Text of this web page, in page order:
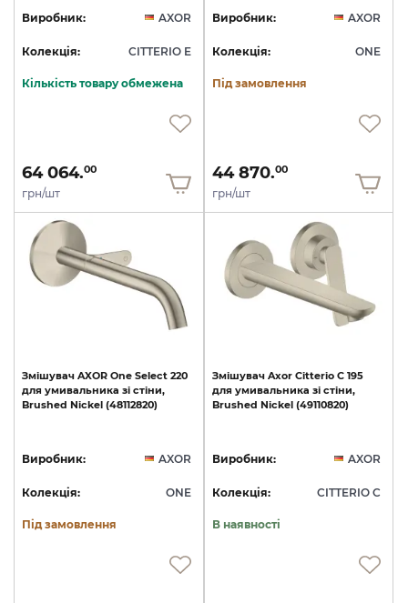
Виробник: AXOR
Колекція: CITTERIO E
Кількість товару обмежена
64 064.00
грн/шт
Виробник: AXOR
Колекція: ONE
Під замовлення
44 870.00
грн/шт
Змішувач AXOR One Select 220
для умивальника зі стіни,
Brushed Nickel (48112820)
Виробник: AXOR
Колекція: ONE
Під замовлення
Змішувач Axor Citterio C 195
для умивальника зі стіни,
Brushed Nickel (49110820)
Виробник: AXOR
Колекція: CITTERIO C
В наявності